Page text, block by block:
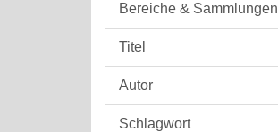
Bereiche & Sammlungen
Titel
Autor
Schlagwort